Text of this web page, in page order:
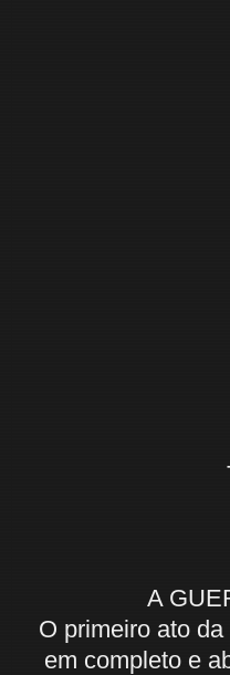
A
O primeiro ato
em completo e